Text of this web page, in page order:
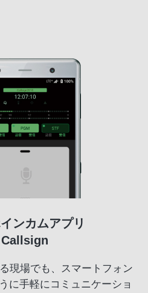
ンカムアプリ
Callsign
現場でも、スマートフォン
に手軽にコミュニケーショ